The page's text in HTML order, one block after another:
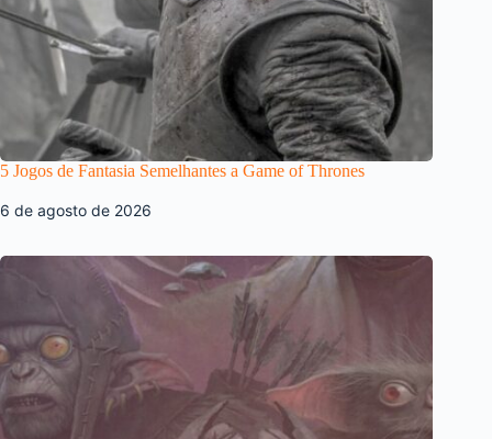
5 Jogos de Fantasia Semelhantes a Game of Thrones
6 de agosto de 2026